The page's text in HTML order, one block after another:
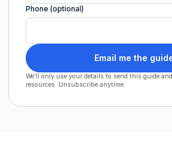
Phone (optional)
Email me the
We'll only use your details to send this guide
resources. Unsubscribe anytime.